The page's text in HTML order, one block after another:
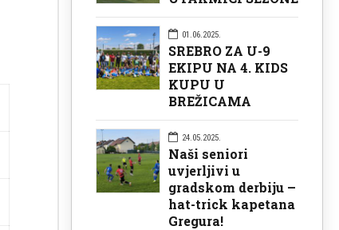
01.06.2025.
SREBRO ZA U-9
EKIPU NA 4. KIDS
KUPU U
BREŽICAMA
24.05.2025.
Naši seniori
uvjerljivi u
gradskom derbiju –
hat-trick kapetana
Gregura!